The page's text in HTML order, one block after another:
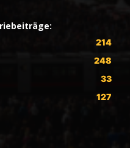
214
248
33
127